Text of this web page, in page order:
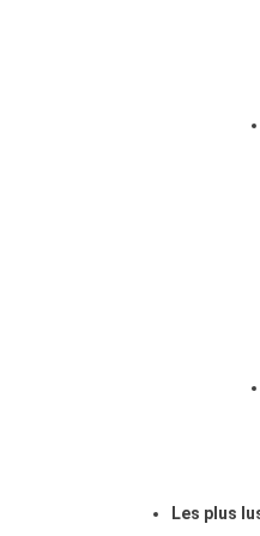
Les plus